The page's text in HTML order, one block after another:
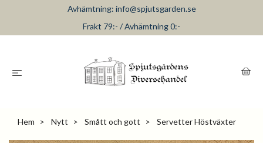
Avhämtning: info@spjutsgarden.se
Frakt 79:- / Avhämtning 0:-
Hem Nytt Smått och gott Servetter Höstväxter